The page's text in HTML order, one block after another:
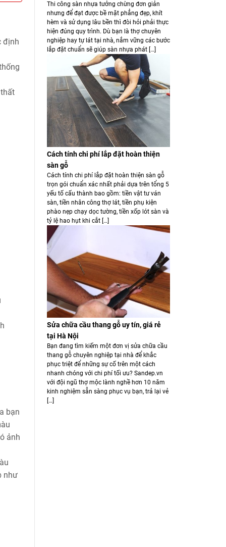
định
bạn
ảnh
như
Thi công sàn nhựa tưởng chừng đơn giản
nhưng để đạt được bề mặt phẳng đẹp, khít
hèm và sử dụng lâu bền thì đòi hỏi phải thực
hiện đúng quy trình. Dù bạn là thợ chuyên
nghiệp hay tự lát tại nhà, nắm vững các bước
lắp đặt chuẩn sẽ giúp sàn nhựa phát […]
Cách tính chi phí lắp đặt hoàn thiện
sàn gỗ
Cách tính chi phí lắp đặt hoàn thiện sàn gỗ
trọn gói chuẩn xác nhất phải dựa trên tổng 5
yếu tố cấu thành bao gồm: tiền vật tư ván
sàn, tiền nhân công thợ lát, tiền phụ kiện
phào nẹp chạy dọc tường, tiền xốp lót sàn và
tỷ lệ hao hụt khi cắt […]
Sửa chữa cầu thang gỗ uy tín, giá rẻ
tại Hà Nội
Bạn đang tìm kiếm một đơn vị sửa chữa cầu
thang gỗ chuyên nghiệp tại nhà để khắc
phục triệt để những sự cố trên một cách
nhanh chóng với chi phí tối ưu? Sandep.vn
với đội ngũ thợ mộc lành nghề hơn 10 năm
kinh nghiệm sẵn sàng phục vụ bạn, trả lại vẻ
[…]